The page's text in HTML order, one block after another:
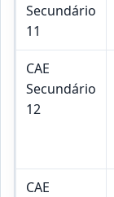
Secundário
11
CAE
Secundário
12
CAE